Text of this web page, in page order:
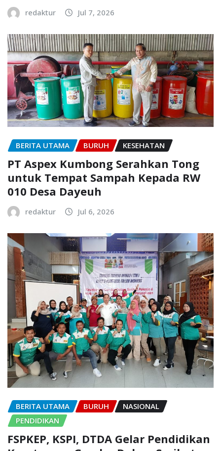
redaktur Jul 7, 2026
BERITA UTAMA BURUH KESEHATAN
PT Aspex Kumbong Serahkan Tong
untuk Tempat Sampah Kepada RW
010 Desa Dayeuh
redaktur Jul 6, 2026
BERITA UTAMA BURUH
NASIONAL
PENDIDIKAN
FSPKEP, KSPI, DTDA Gelar Pendidikan